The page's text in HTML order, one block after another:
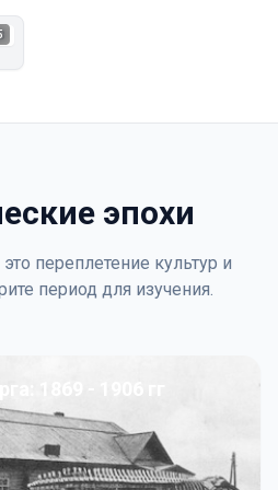
эпохи
переплетение культур и
период для изучения.
1869 - 1906 гг